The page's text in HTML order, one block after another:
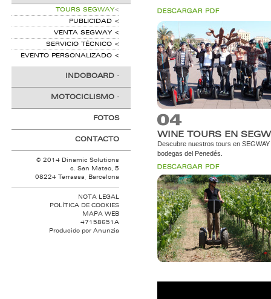
TOURS SEGWAY<
PUBLICIDAD <
VENTA SEGWAY<
SERVICIO TÉCNICO <
EVENTO PERSONALIZADO <
INDOBOARD ·
MOTOCICLISMO ·
FOTOS
CONTACTO
© 2014 Dinamic Solutions
c. San Mateo, 5
08224 Terrassa, Barcelona
NOTA LEGAL
POLÍTICA DE COOKIES
MAPA WEB
47158651A
Producido por Anunzia
WINE TOURS EN
Descubre nuestros tours en
bodegas del Penedés.